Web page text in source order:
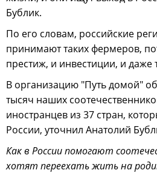
Бублик.
По его словам, российские
принимают таких фермеров,
престиж, и инвестиции, и даже
В организацию "Путь домой"
тысяч наших
иностранцев из 37 стран,
России, уточнил Анатолий
Как в России помогают
хотят переехать жить на